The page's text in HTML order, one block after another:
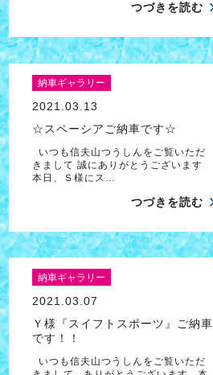
つづきを読む
納車ギャラリー
2021.03.13
☆スペーシアご納車です☆
いつも信夫山つうしんをご覧いただ
きまして 誠にありがとうございます
本日、Ｓ様にス…
つづきを読む
納車ギャラリー
2021.03.07
Ｙ様『スイフトスポーツ』ご納車
です！！
いつも信夫山つうしんをご覧いただ